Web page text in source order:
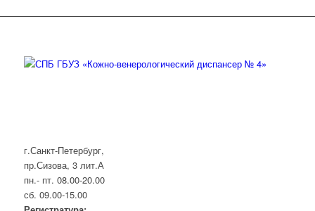
г.Санкт-Петербург,
пр.Сизова, 3 лит.А
пн.- пт. 08.00-20.00
сб. 09.00-15.00